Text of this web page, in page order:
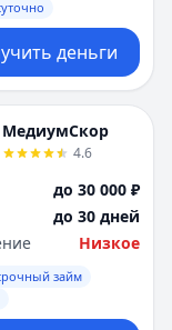
деньги
МедиумСкор
4.6
до 30 000 ₽
до 30 дней
Низкое
займ